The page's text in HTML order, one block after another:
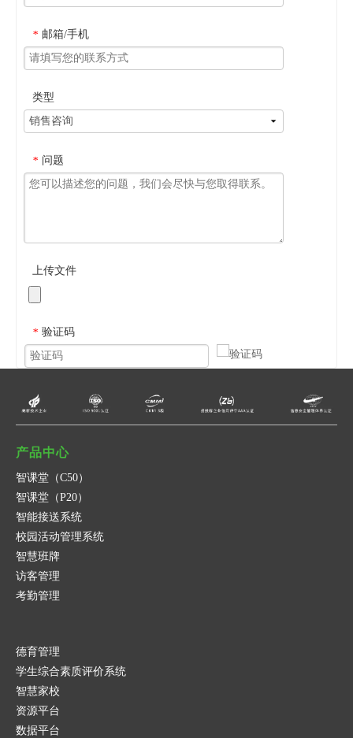
* 邮箱/手机
类型
* 问题
上传文件
* 验证码
产品中心
智课堂（C50）
智课堂（P20）
智能接送系统
校园活动管理系统
智慧班牌
访客管理
考勤管理
德育管理
学生综合素质评价系统
智慧家校
资源平台
数据平台